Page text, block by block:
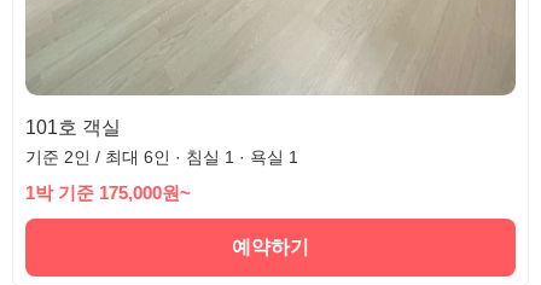
101호 객실
기준 2인 / 최대 6인 · 침실 1 · 욕실 1
1박 기준 175,000원~
예약하기